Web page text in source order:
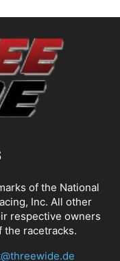
of the National
Inc. All other
respective owners
the racetracks.